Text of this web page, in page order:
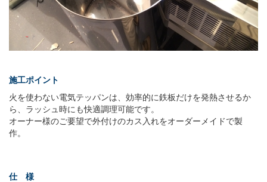
施工ポイント
火を使わない電気テッパンは、効率的に鉄板だけを発熱させるか
ら、ラッシュ時にも快適調理可能です。
オーナー様のご要望で外付けのカス入れをオーダーメイドで製
作。
仕 様